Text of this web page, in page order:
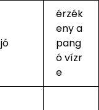
jó
érzék
eny a
pang
ó vízr
e